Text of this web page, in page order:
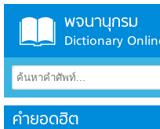
พจนานุกรม
Dictionary
คำยอดฮิต